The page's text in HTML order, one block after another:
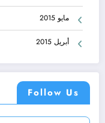
مايو 2015
أبريل 2015
Follow Us